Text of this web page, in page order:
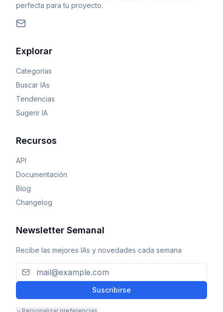
perfecta para tu proyecto.
Explorar
Categorías
Buscar IAs
Tendencias
Sugerir IA
Recursos
API
Documentación
Blog
Changelog
Newsletter Semanal
Recibe las mejores IAs y novedades cada semana
Suscribirse